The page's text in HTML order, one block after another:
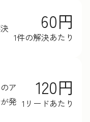
60円
1件の解決あたり
ア
発
120円
1リードあたり